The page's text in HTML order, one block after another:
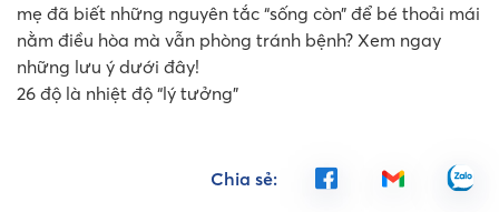
mẹ đã biết những nguyên tắc “sống còn” để bé thoải mái
nằm điều hòa mà vẫn phòng tránh bệnh? Xem ngay
những lưu ý dưới đây!
26 độ là nhiệt độ “lý tưởng”
Chia sẻ: